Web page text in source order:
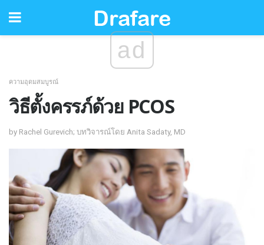
ad
ความอุดมสมบูรณ์
วิธีตั้งครรภ์ด้วย PCOS
by Rachel Gurevich; บทวิจารณ์โดย Anita Sadaty, MD